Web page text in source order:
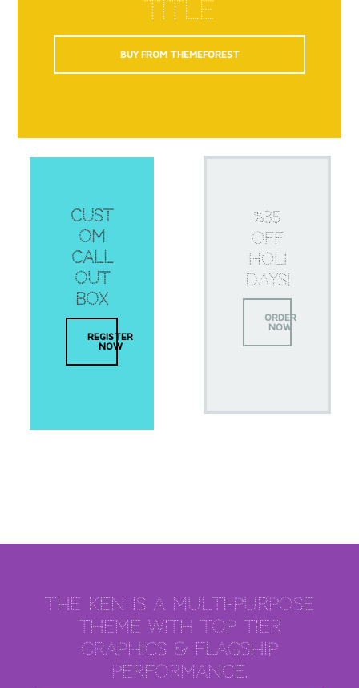
Title
BUY FROM THEMEFOREST
Cust
om
Call
out
Box
REGISTER
NOW
%35
OFF
HOLI
DAYS!
ORDER
NOW
The Ken Is A Multi-Purpose
Theme With Top Tier
Graphics & Flagship
Performance.